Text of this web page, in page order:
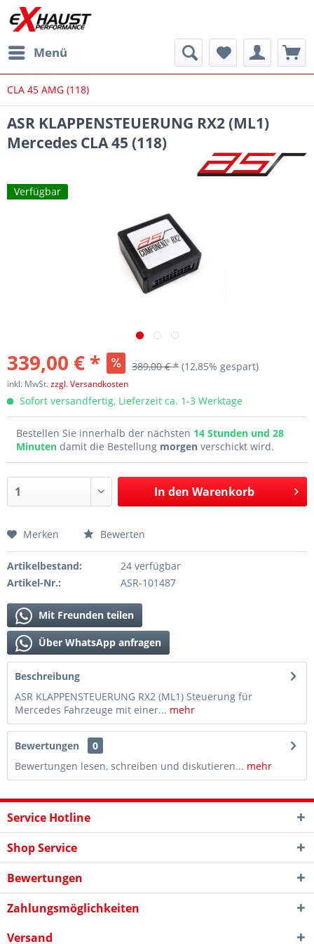
Menü
CLA 45 AMG (118)
ASR KLAPPENSTEUERUNG RX2 (ML1)
Mercedes CLA 45 (118)
Verfügbar
339,00 € * 389,00 € * (12,85% gespart)
inkl. MwSt.zzgl. Versandkosten
Sofort versandfertig, Lieferzeit ca. 1-3 Werktage
Bestellen Sie innerhalb der nächsten 14 Stunden und 28
Minuten damit die Bestellung morgen verschickt wird.
In den Warenkorb
Merken Bewerten
Artikelbestand:
24 verfügbar
Artikel-Nr.:
ASR-101487
Mit Freunden teilen
Über WhatsApp anfragen
Beschreibung
ASR KLAPPENSTEUERUNG RX2 (ML1) Steuerung für
Mercedes Fahrzeuge mit einer... mehr
Bewertungen
0
Bewertungen lesen, schreiben und diskutieren... mehr
Service Hotline
Shop Service
Bewertungen
Zahlungsmöglichkeiten
Versand